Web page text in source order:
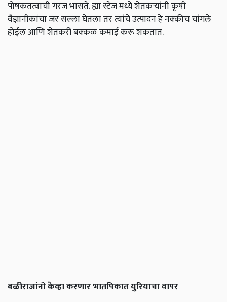
पोषकतत्वाची गरज भासते. ह्या स्टेज मध्ये शेतकऱ्यांनी कृषी
वैज्ञानीकांचा जर सल्ला घेतला तर त्यांचे उत्पादन हे नक्कीच चांगले
होईल आणि शेतकरी बक्कळ कमाई करू शकतात.
बळीराजांनोकेव्हाकरणारभातपिकातयुरियाचावापर